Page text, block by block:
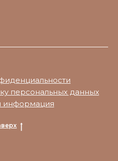
персональных данных
информация